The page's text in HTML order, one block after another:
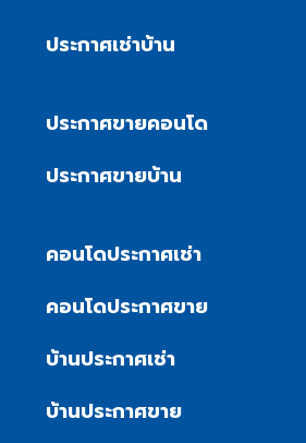
ประกาศเช่าบ้าน
ประกาศขายคอนโด
ประกาศขายบ้าน
คอนโดประกาศเช่า
คอนโดประกาศขาย
บ้านประกาศเช่า
บ้านประกาศขาย